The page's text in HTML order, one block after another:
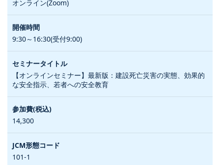
オンライン(Zoom)
9:30～16:30(受付9:00)
【オンラインセミナー】最新版：建設死亡災害の実態、効果的
な安全指示、若者への安全教育
14,300
101-1